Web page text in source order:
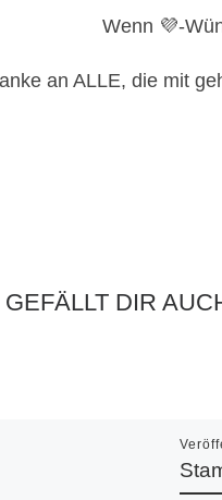
Wenn 💜-
an ALLE, die mit
DIR